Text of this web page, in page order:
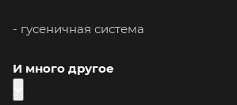
- гусеничная система
И много другое